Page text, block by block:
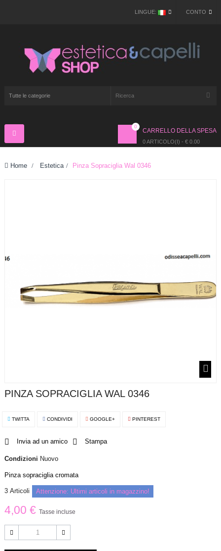
CONTO
LINGUE:
CARRELLO DELLA SPESA
0 ARTICOLO(I) - € 0.00
0
Navigazione
Toggle
Home > Estetica > Pinza Sopraciglia Wal 0346
PINZA SOPRACIGLIA WAL 0346
TWITTA CONDIVIDI GOOGLE+ PINTEREST
Invia ad un amico Stampa
Condizioni Nuovo
Pinza sopraciglia cromata
3 Articoli Attenzione: Ultimi articoli in magazzino!
4,00 € Tasse incluse